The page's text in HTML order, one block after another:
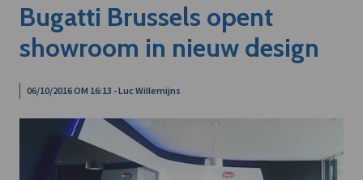
Bugatti Brussels opent
showroom in nieuw design
06/10/2016 OM 16:13 - Luc Willemijns